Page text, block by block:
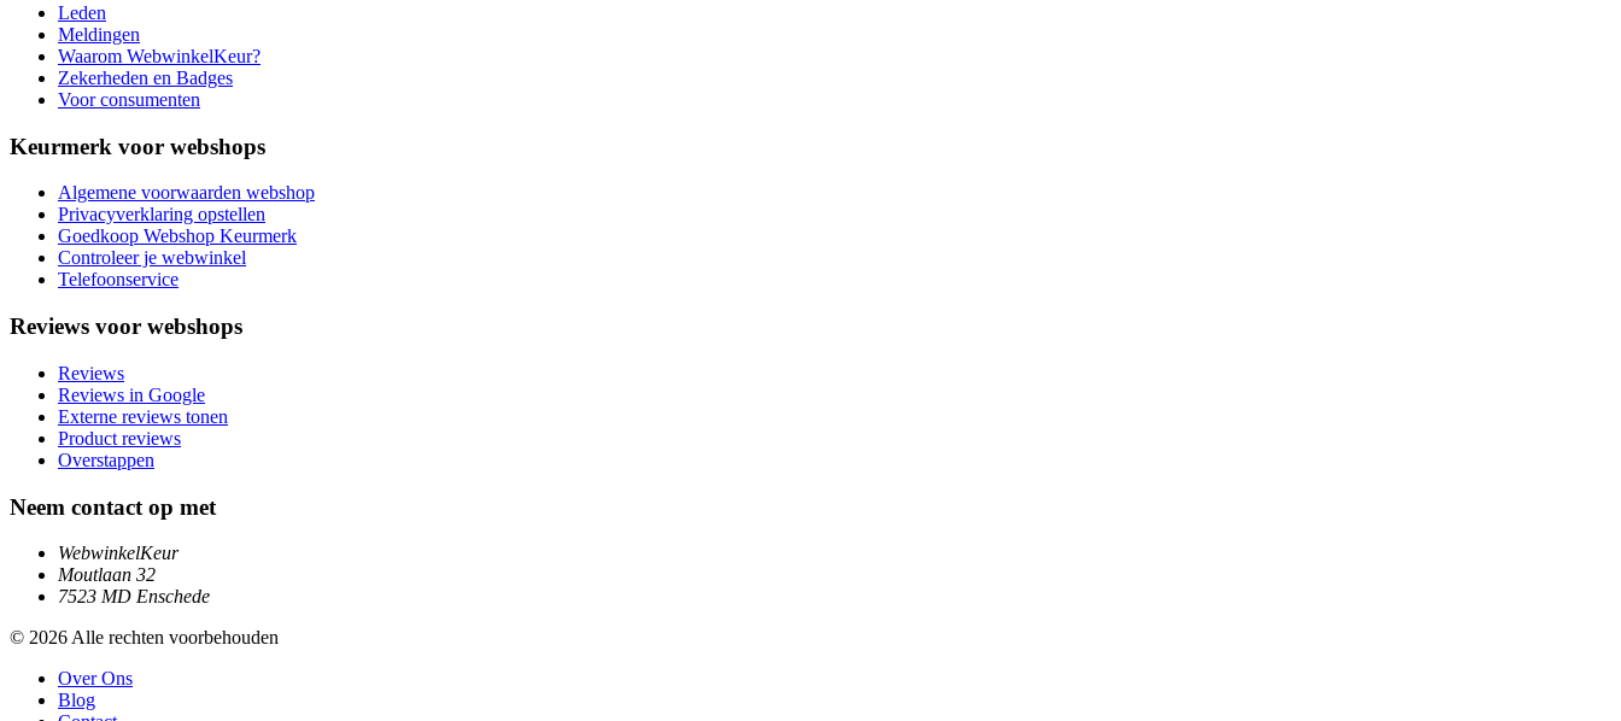
Leden
Meldingen
Waarom WebwinkelKeur?
Zekerheden en Badges
Voor consumenten
Keurmerk voor webshops
Algemene voorwaarden webshop
Privacyverklaring opstellen
Goedkoop Webshop Keurmerk
Controleer je webwinkel
Telefoonservice
Reviews voor webshops
Reviews
Reviews in Google
Externe reviews tonen
Product reviews
Overstappen
Neem contact op met
WebwinkelKeur
Moutlaan 32
7523 MD Enschede
© 2026 Alle rechten voorbehouden
Over Ons
Blog